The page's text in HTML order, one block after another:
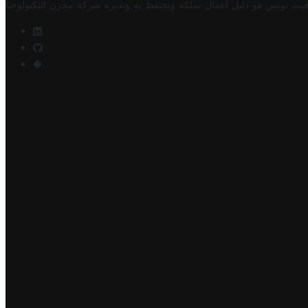
تونس هو دليل أعمال تملكه وتحتفظ به وتديره شركة مخزن التكنولوجيا